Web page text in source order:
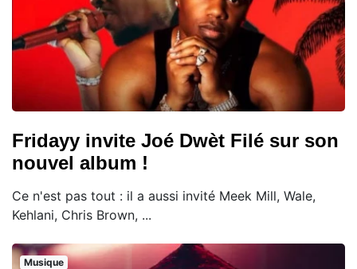
Fridayy invite Joé Dwèt Filé sur son
nouvel album !
Ce n'est pas tout : il a aussi invité Meek Mill, Wale,
Kehlani, Chris Brown, ...
Musique